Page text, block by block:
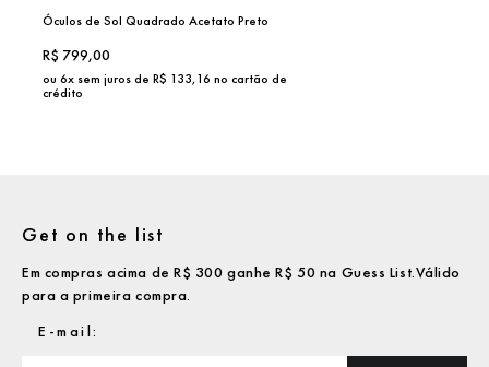
Óculos de Sol Quadrado Acetato Preto
R$ 799,00
ou 6x sem juros de R$ 133,16 no cartão de
crédito
Get on the list
Em compras acima de R$ 300 ganhe R$ 50 na Guess List.Válido
para a primeira compra.